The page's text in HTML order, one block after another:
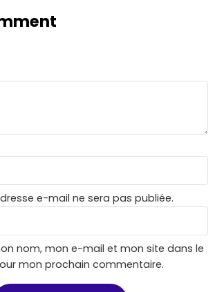
e-mail ne sera pas publiée.
nom, mon e-mail et mon site dans le
mon prochain commentaire.